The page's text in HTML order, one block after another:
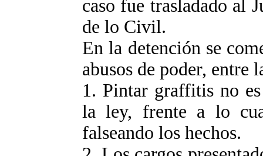
caso fue trasladado al
de lo Civil.
En la detención se
abusos de poder, entre
1. Pintar graffitis no
la ley, frente a lo
falseando los hechos.